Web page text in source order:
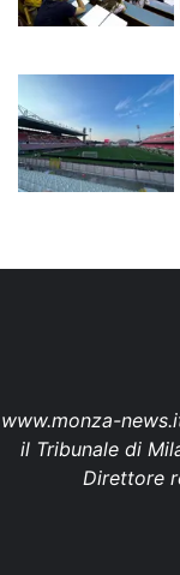
www.monza-
il Tribunale di
Direttore